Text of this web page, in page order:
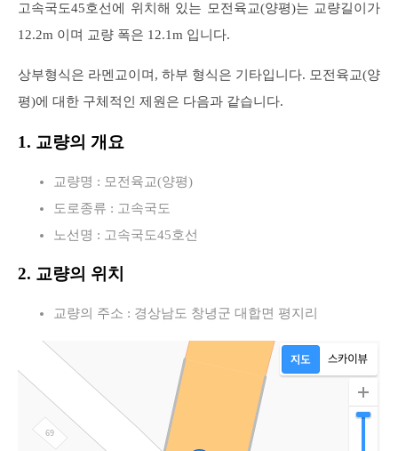
고속국도45호선에 위치해 있는 모전육교(양평)는 교량길이가
12.2m 이며 교량 폭은 12.1m 입니다.
상부형식은 라멘교이며, 하부 형식은 기타입니다. 모전육교(양
평)에 대한 구체적인 제원은 다음과 같습니다.
1. 교량의 개요
교량명 : 모전육교(양평)
도로종류 : 고속국도
노선명 : 고속국도45호선
2. 교량의 위치
교량의 주소 : 경상남도 창녕군 대합면 평지리